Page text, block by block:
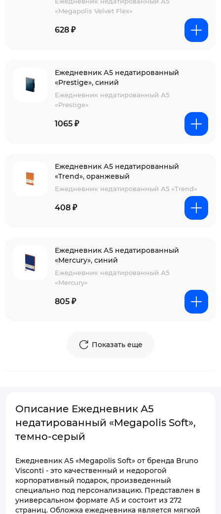
«Megapolis Velvet Flex»
628 ₽
Ежедневник А5 недатированный
«Prestige», синий
Ежедневник недатированный А5
«Prestige»
1065 ₽
Ежедневник А5 недатированный
«Trend», оранжевый
Ежедневник недатированный А5 «Trend»
408 ₽
Ежедневник А5 недатированный
«Mercury», синий
Ежедневник недатированный А5
«Mercury»
805 ₽
Показать еще
Описание Ежедневник А5
недатированный «Megapolis Soft»,
темно-серый
Ежедневник А5 «Megapolis Soft» от бренда Bruno
Visconti - это качественный и недорогой
корпоративный подарок, произведенный
специально под персонализацию. Представлен в
универсальном формате А5 и состоит из 272
страниц. Обложка ежедневника является мягкой